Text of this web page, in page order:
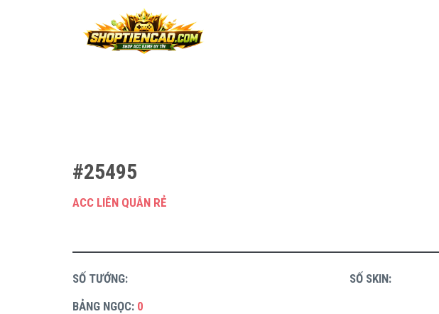
#25495
ACC LIÊN QUÂN RẺ
SỐ TƯỚNG: SỐ SKIN:
BẢNG NGỌC: 0